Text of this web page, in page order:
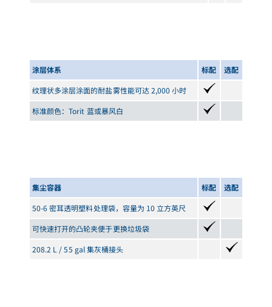
涂层体系 标配
选配
纹理状多涂层涂面的耐盐雾性能可达 2,000 小时
标准颜色：Torit 蓝或暴风白
集尘容器 标配
选配
50-6 密耳透明塑料处理袋，容量为 10 立方英尺
可快速打开的凸轮夹便于更换垃圾袋
208.2 L / 55 gal 集灰桶接头